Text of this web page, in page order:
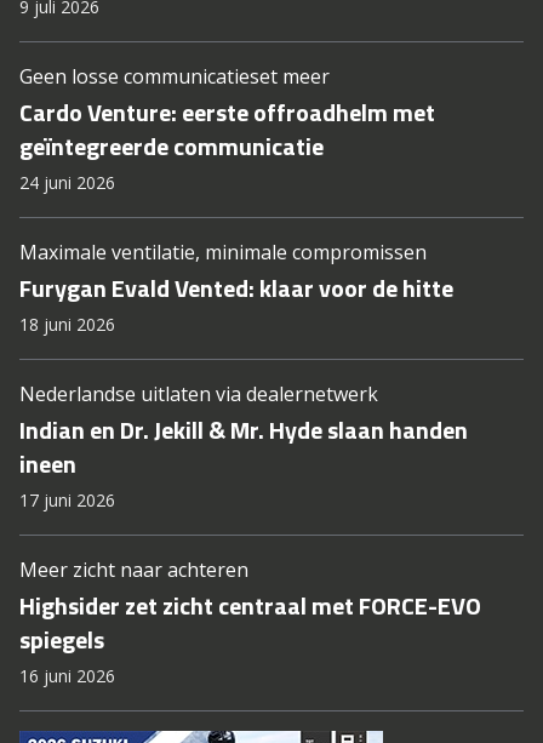
9 juli 2026
Geen losse communicatieset meer
Cardo Venture: eerste offroadhelm met
geïntegreerde communicatie
24 juni 2026
Maximale ventilatie, minimale compromissen
Furygan Evald Vented: klaar voor de hitte
18 juni 2026
Nederlandse uitlaten via dealernetwerk
Indian en Dr. Jekill & Mr. Hyde slaan handen
ineen
17 juni 2026
Meer zicht naar achteren
Highsider zet zicht centraal met FORCE-EVO
spiegels
16 juni 2026